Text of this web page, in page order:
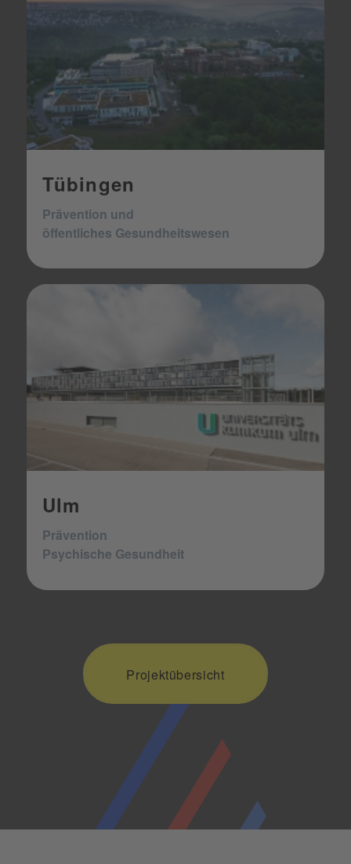
Tübingen
Prävention und
öffentliches Gesundheitswesen
Ulm
Prävention
Psychische Gesundheit
Projektübersicht